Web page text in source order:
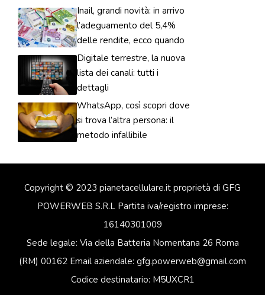
Inail, grandi novità: in arrivo
l’adeguamento del 5,4%
delle rendite, ecco quando
Digitale terrestre, la nuova
lista dei canali: tutti i
dettagli
WhatsApp, così scopri dove
si trova l’altra persona: il
metodo infallibile
Copyright © 2023 pianetacellulare.it proprietà di GFG
POWERWEB S.R.L Partita iva/registro imprese:
16140301009
Sede legale: Via della Batteria Nomentana 26 Roma
(RM) 00162 Email aziendale: gfg.powerweb@gmail.com
Codice destinatario: M5UXCR1